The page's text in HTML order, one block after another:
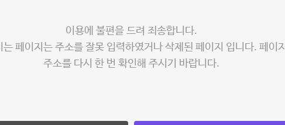
이용에 불편을 드려 죄송합니다.
는 페이지는 주소를 잘못 입력하였거나 삭제된 페이지 입니다. 페이지
주소를 다시 한 번 확인해 주시기 바랍니다.